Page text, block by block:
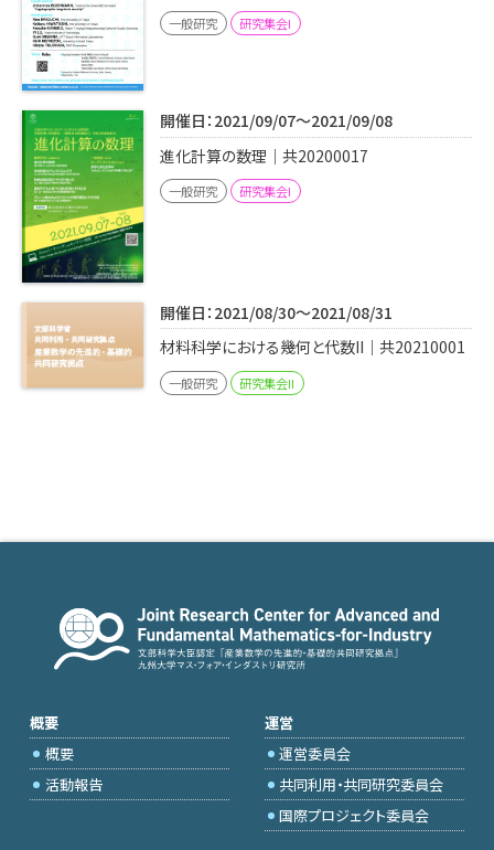
一般研究 研究集会I
開催日：2021/09/07～2021/09/08
進化計算の数理｜共20200017
一般研究 研究集会I
開催日：2021/08/30～2021/08/31
材料科学における幾何と代数II｜共20210001
一般研究 研究集会II
概要
概要
活動報告
運営
運営委員会
共同利用・共同研究委員会
国際プロジェクト委員会